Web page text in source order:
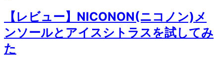
【レビュー】NICONON(ニコノン)メ
ンソールとアイスシトラスを試してみ
た